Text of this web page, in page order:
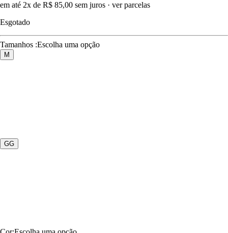
em até 2x de R$ 85,00 sem juros · ver parcelas
Esgotado
Tamanhos :Escolha uma opção
M
GG